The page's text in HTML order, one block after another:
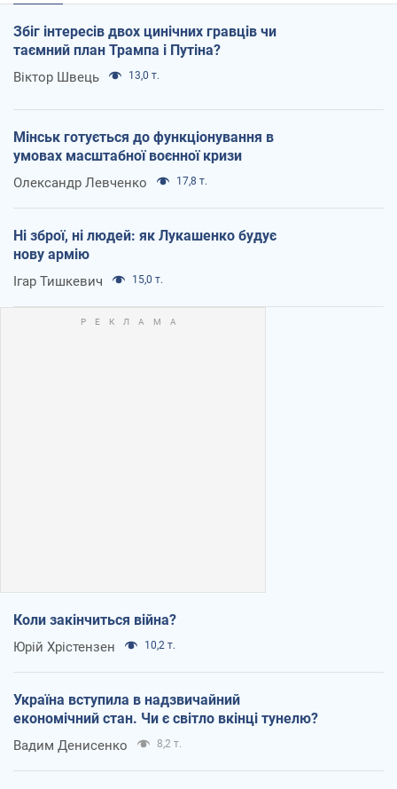
Збіг інтересів двох цинічних гравців чи
таємний план Трампа і Путіна?
Віктор Швець 13,0 т.
Мінськ готується до функціонування в
умовах масштабної воєнної кризи
Олександр Левченко 17,8 т.
Ні зброї, ні людей: як Лукашенко будує
нову армію
Ігар Тишкевич 15,0 т.
Коли закінчиться війна?
Юрій Хрістензен 10,2 т.
Україна вступила в надзвичайний
економічний стан. Чи є світло вкінці тунелю?
Вадим Денисенко 8,2 т.